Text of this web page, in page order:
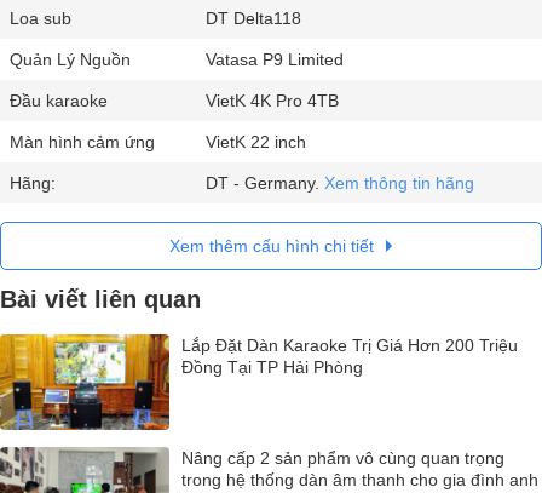
Loa sub DT Delta118
Quản Lý Nguồn Vatasa P9 Limited
Đầu karaoke VietK 4K Pro 4TB
Màn hình cảm ứng VietK 22 inch
Hãng: DT - Germany. Xem thông tin hãng
Xem thêm cấu hình chi tiết
Bài viết liên quan
Lắp Đặt Dàn Karaoke Trị Giá Hơn 200 Triệu
Đồng Tại TP Hải Phòng
Nâng cấp 2 sản phẩm vô cùng quan trọng
trong hệ thống dàn âm thanh cho gia đình anh